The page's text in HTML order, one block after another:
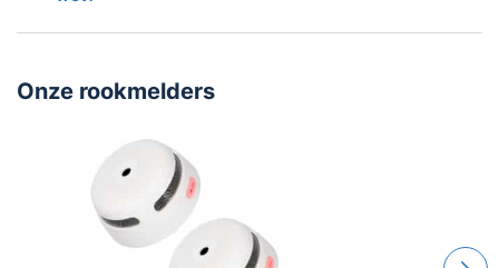
Onze rookmelders